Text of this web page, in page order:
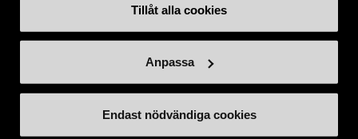
Tillåt alla cookies
Anpassa
Endast nödvändiga cookies
Stöd oss
Hitta till oss
Handla second hand online